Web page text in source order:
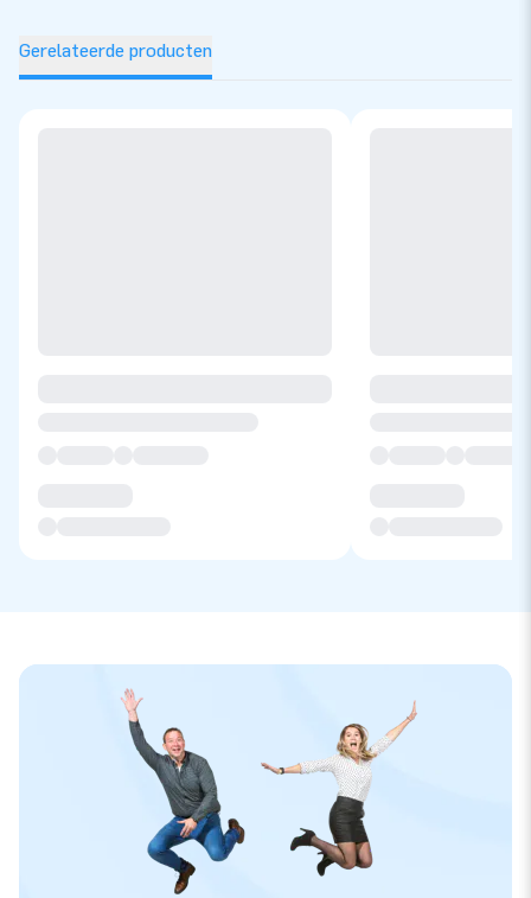
Gerelateerde producten